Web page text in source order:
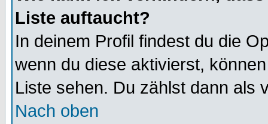
Liste auftaucht?
In deinem Profil findest du die
wenn du diese aktivierst,
Liste sehen. Du zählst dann als
Nach oben